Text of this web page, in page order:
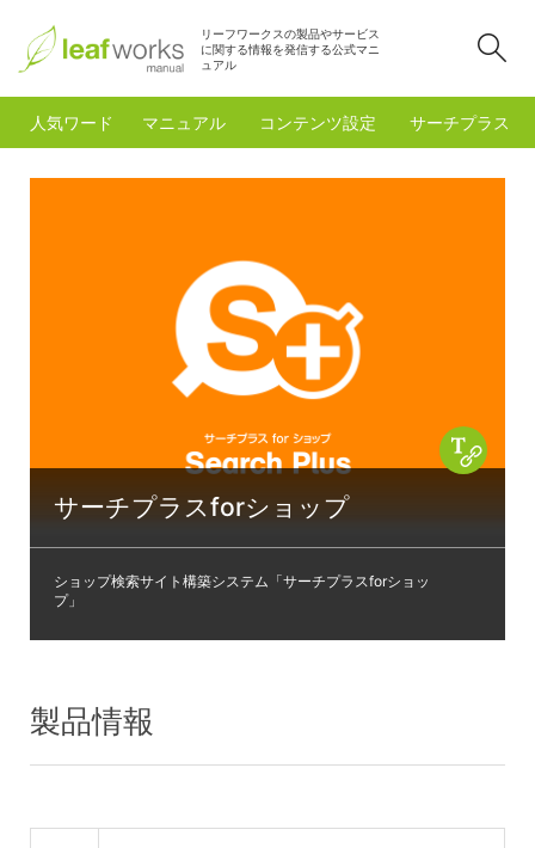
リーフワークスの製品やサービス
に関する情報を発信する公式マニ
ュアル
人気ワード マニュアル コンテンツ設定 サーチプラスfor
サーチプラスforショップ
ショップ検索サイト構築システム「サーチプラスforショッ
プ」
製品情報